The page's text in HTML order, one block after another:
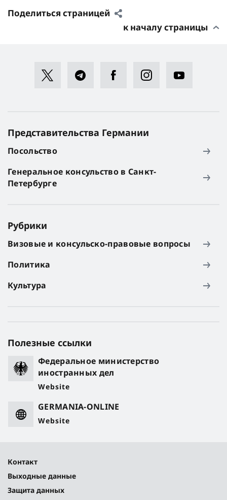
Поделиться страницей
к началу страницы
Представительства Германии
Посольство
Генеральное консульство в Санкт-
Петербурге
Рубрики
Визовые и консульско-правовые вопросы
Политика
Культура
Полезные ссылки
Федеральное министерство
иностранных дел
Website
GERMANIA-ONLINE
Website
Контакт
Выходные данные
Защита данных